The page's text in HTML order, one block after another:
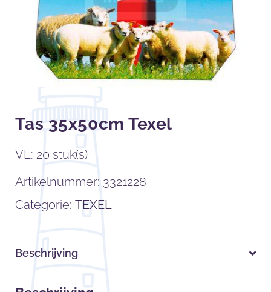
Tas 35x50cm Texel
VE: 20 stuk(s)
Artikelnummer: 3321228
Categorie:TEXEL
Beschrijving